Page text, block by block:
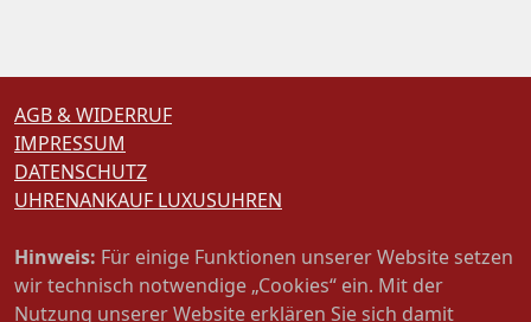
AGB & WIDERRUF
IMPRESSUM
DATENSCHUTZ
UHRENANKAUF LUXUSUHREN
Hinweis: Für einige Funktionen unserer Website setzen
wir technisch notwendige „Cookies“ ein. Mit der
Nutzung unserer Website erklären Sie sich damit